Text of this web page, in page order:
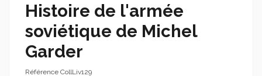
Histoire de l'armée
soviétique de Michel
Garder
Référence CollLiv129